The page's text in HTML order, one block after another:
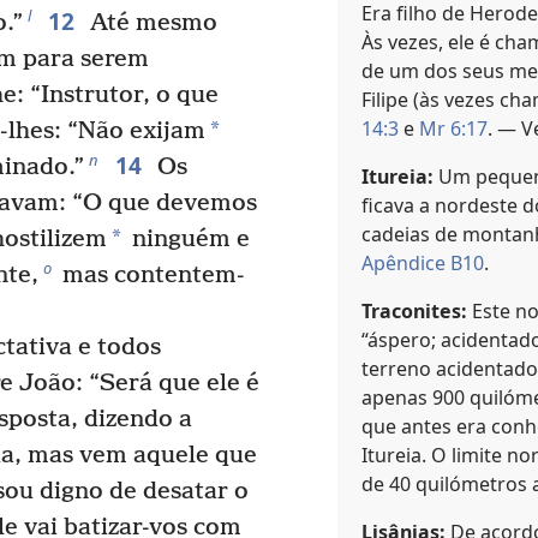
l 12 Até mesmo
para serem
“Instrutor, o que
“Não exijam *
n 14 Os
“O que devemos
* ninguém e
o mas contentem-
e todos
João: “Será que ele é
dizendo a
mas vem aquele que
digno de desatar o
vai batizar-vos com
Era filho de
Às vezes, ele é
de um dos seus
Filipe (às vezes
14:3 e Mr 6:17. —
Itureia: Um
ficava a nordeste
cadeias de
Apêndice B10.
Traconites: Este
“áspero;
terreno
apenas 900
que antes era
Itureia. O limite
de 40 quilómetros
Lisânias: De